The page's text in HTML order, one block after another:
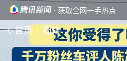
· 获取全网一手热点
首页 视频